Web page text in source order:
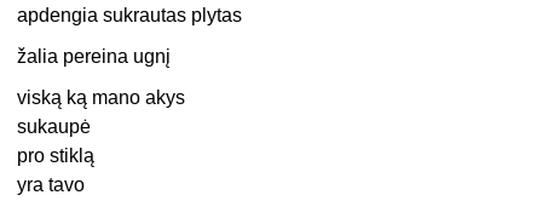
apdengia sukrautas plytas
žalia pereina ugnį
viską ką mano akys
sukaupė
pro stiklą
yra tavo